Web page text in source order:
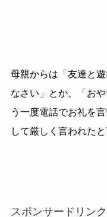
母親からは「友達と
なさい」とか、「お
う一度電話でお礼を
して厳しく言われたと
スポンサードリンク